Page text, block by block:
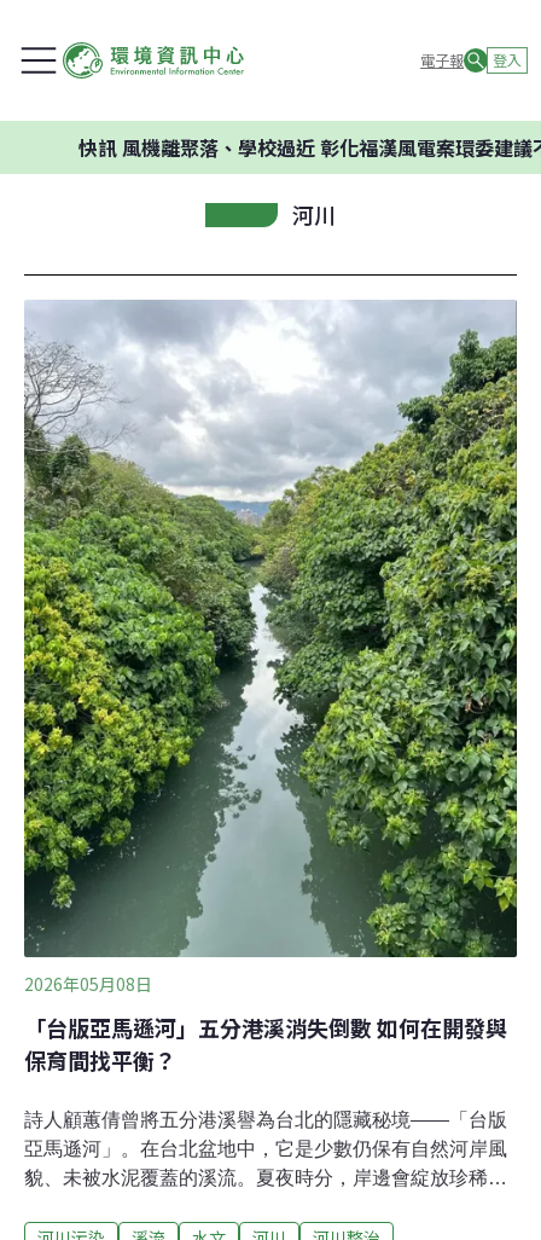
電子報 登入
風機離聚落、學校過近 彰化福漢風電案環委建議不應開發
河川
2026年05月08日
「台版亞馬遜河」五分港溪消失倒數 如何在開發與
保育間找平衡？
詩人顧蕙倩曾將五分港溪譽為台北的隱藏秘境——「台版
亞馬遜河」。在台北盆地中，它是少數仍保有自然河岸風
貌、未被水泥覆蓋的溪流。夏夜時分，岸邊會綻放珍稀的
樣的美景，似乎正走向倒數計時，成為「絕版風景」。長